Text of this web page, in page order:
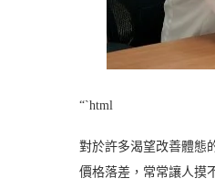
“`html
對於許多渴望改善體態
價格落差，常常讓人摸